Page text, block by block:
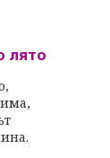
лято